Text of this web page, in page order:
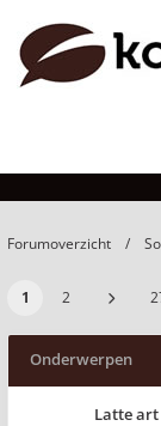
Forumoverzicht
1 2
Onderwerpen
Latte